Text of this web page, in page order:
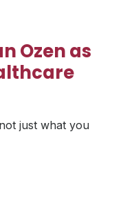
Ozen as
just what you